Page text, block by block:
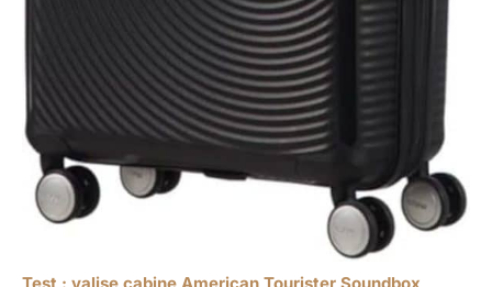
Test : valise cabine American Tourister Soundbox